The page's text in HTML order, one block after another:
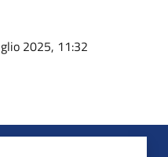
2025, 11:32